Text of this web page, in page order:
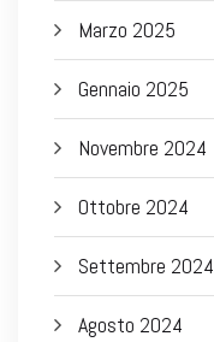
Marzo 2025
Gennaio 2025
Novembre 2024
Ottobre 2024
Settembre 2024
Agosto 2024